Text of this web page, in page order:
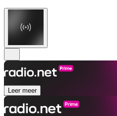
Leer meer